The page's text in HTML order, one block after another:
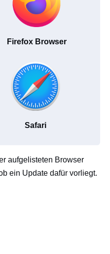
Firefox Browser
Safari
aufgelisteten Browser
ein Update dafür vorliegt.